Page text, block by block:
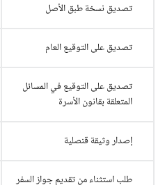
تصديق نسخة طبق الأصل
تصديق على التوقيع العام
تصديق على التوقيع في المسائل
المتعلقة بقانون الأسرة
إصدار وثيقة قنصلية
طلب استثناء من تقديم جواز السفر